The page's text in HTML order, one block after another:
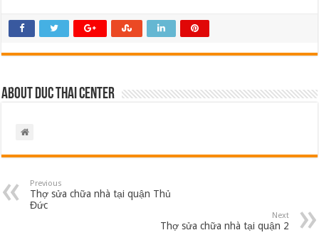
About Duc Thai Center
Previous
Thợ sửa chữa nhà tại quận Thủ
Đức
Next
Thợ sửa chữa nhà tại quận 2